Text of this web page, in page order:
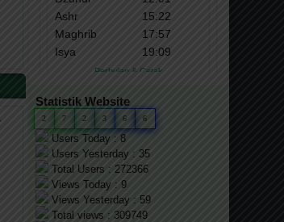
Statistik Website
2 7 2 3 6 6
Users Today : 8
Users Yesterday : 35
Total Users : 272366
Views Today : 9
Views Yesterday : 59
Total views : 309749